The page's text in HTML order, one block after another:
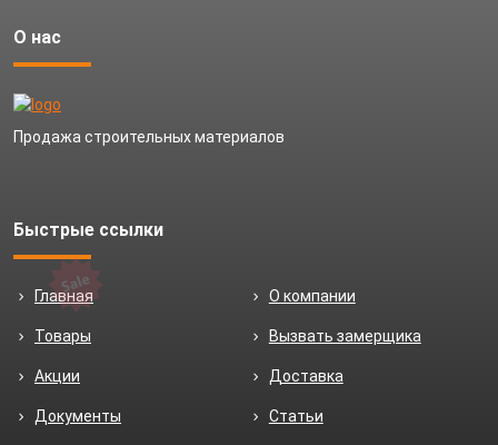
О нас
Продажа строительных материалов
Быстрые ссылки
Главная О компании
Товары Вызвать замерщика
Акции Доставка
Документы Статьи